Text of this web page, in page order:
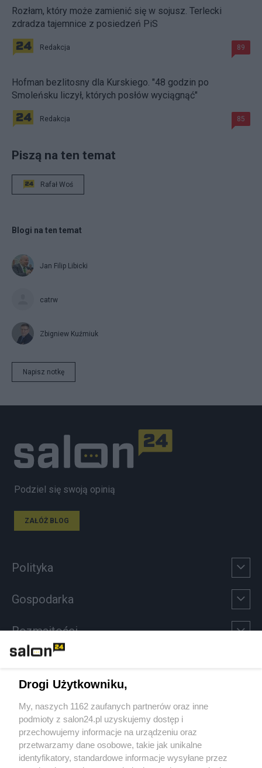
Rozłam, który może zamienić się w sojusz. Terlecki
zdradza tajemnice z posiedzeń PiS
Redakcja 89
Hofman bezlitosny dla Kurskiego. "48 godzin po
Smoleńsku liczył, których posłów wyciągnąć"
Redakcja 85
Piszą na ten temat
Rafał Woś
Blogi na ten temat
Jan Filip Libicki
catrw
Zbigniew Kuźmiuk
Napisz notkę
Podziel się swoją opinią
ZAŁÓŻ BLOG
Polityka
Gospodarka
Rozmaitości
Sport
Społeczeństwo
Kultura
Drogi Użytkowniku,
My, naszych 1162 zaufanych partnerów oraz inne
podmioty z salon24.pl uzyskujemy dostęp i
przechowujemy informacje na urządzeniu oraz
przetwarzamy dane osobowe, takie jak unikalne
identyfikatory, standardowe informacje wysyłane przez